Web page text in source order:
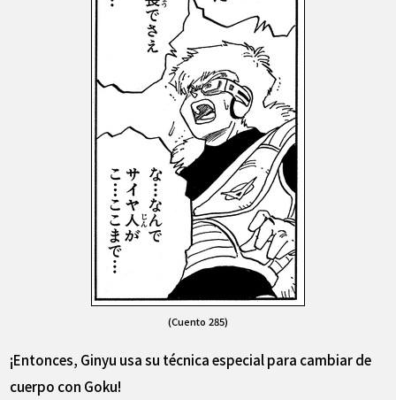
(Cuento 285)
¡Entonces, Ginyu usa su técnica especial para cambiar de
cuerpo con Goku!